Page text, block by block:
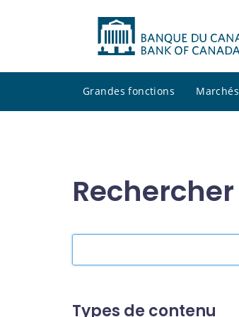
Grandes fonctions Marchés
Rechercher
site
Types de contenu